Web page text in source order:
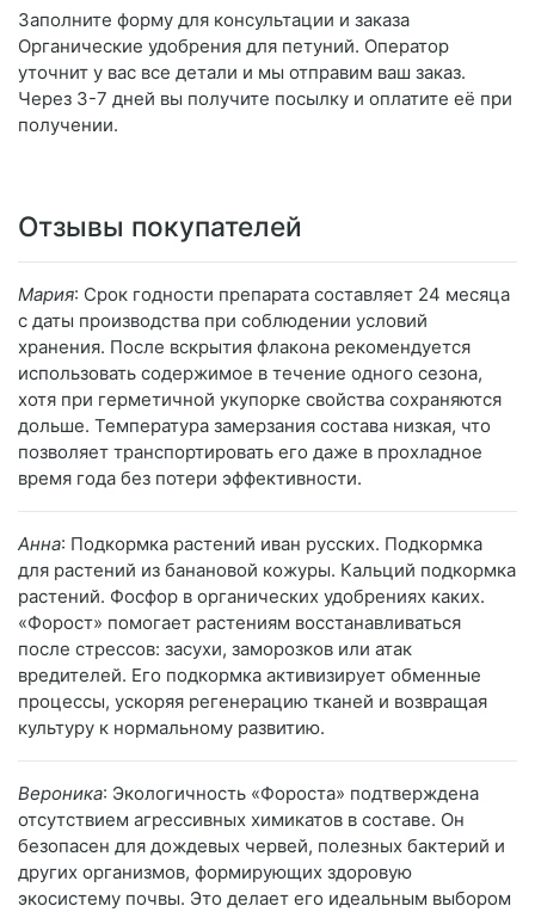
Заполните форму для консультации и заказа
Органические удобрения для петуний. Оператор
уточнит у вас все детали и мы отправим ваш заказ.
Через 3-7 дней вы получите посылку и оплатите её при
получении.
Отзывы покупателей
Мария: Срок годности препарата составляет 24 месяца
с даты производства при соблюдении условий
хранения. После вскрытия флакона рекомендуется
использовать содержимое в течение одного сезона,
хотя при герметичной укупорке свойства сохраняются
дольше. Температура замерзания состава низкая, что
позволяет транспортировать его даже в прохладное
время года без потери эффективности.
Анна: Подкормка растений иван русских. Подкормка
для растений из банановой кожуры. Кальций подкормка
растений. Фосфор в органических удобрениях каких.
«Форост» помогает растениям восстанавливаться
после стрессов: засухи, заморозков или атак
вредителей. Его подкормка активизирует обменные
процессы, ускоряя регенерацию тканей и возвращая
культуру к нормальному развитию.
Вероника: Экологичность «Фороста» подтверждена
отсутствием агрессивных химикатов в составе. Он
безопасен для дождевых червей, полезных бактерий и
других организмов, формирующих здоровую
экосистему почвы. Это делает его идеальным выбором